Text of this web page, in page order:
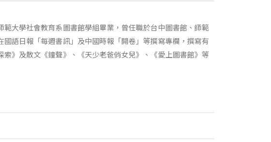
大學社會教育系圖書館學組畢業，曾任職於台中圖書館、師範
語日報「每週書訊」及中國時報「開卷」等撰寫專欄，撰寫有
》及散文《鐘聲》、《天少老爸俏女兒》、《愛上圖書館》等